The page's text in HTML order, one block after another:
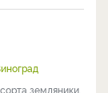
земляники,